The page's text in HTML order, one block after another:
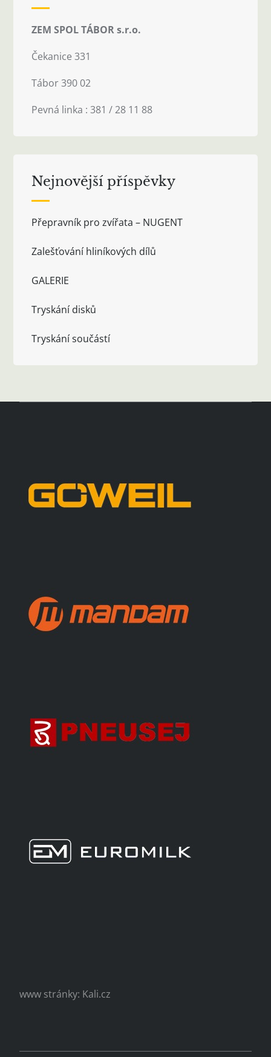
ZEM SPOL TÁBOR s.r.o.
Čekanice 331
Tábor 390 02
Pevná linka : 381 / 28 11 88
Nejnovější příspěvky
Přepravník pro zvířata – NUGENT
Zalešťování hliníkových dílů
GALERIE
Tryskání disků
Tryskání součástí
www stránky: Kali.cz